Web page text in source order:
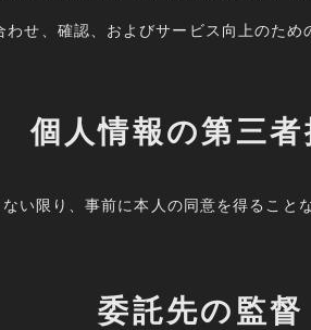
せ、確認、およびサービス向上のため
個人情報の第三者
い限り、事前に本人の同意を得るこ
委託先の監督